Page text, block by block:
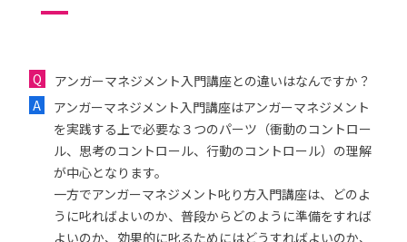
アンガーマネジメント入門講座との違いはなんですか？
アンガーマネジメント入門講座はアンガーマネジメント
を実践する上で必要な３つのパーツ（衝動のコントロー
ル、思考のコントロール、行動のコントロール）の理解
が中心となります。
一方でアンガーマネジメント叱り方入門講座は、どのよ
うに叱ればよいのか、普段からどのように準備をすれば
よいのか、効果的に叱るためにはどうすればよいのか、